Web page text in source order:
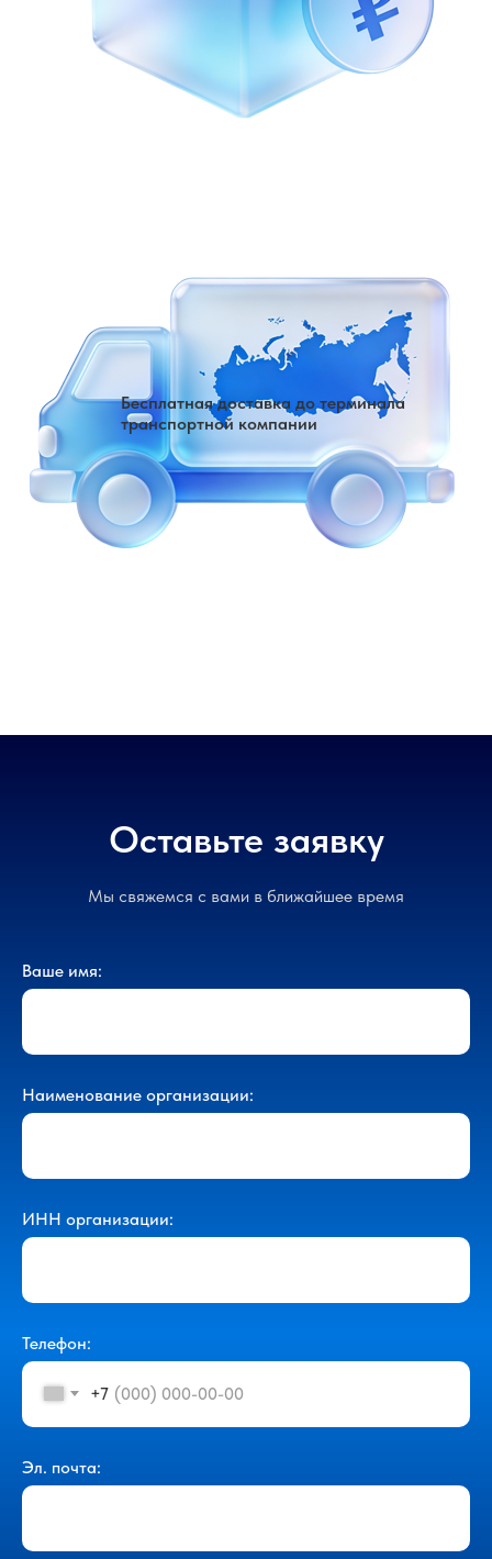
Бесплатная доставка до терминала
транспортной компании
Оставьте заявку
Мы свяжемся с вами в ближайшее время
Ваше имя:
Наименование организации:
ИНН организации:
Телефон:
+7
Эл. почта: